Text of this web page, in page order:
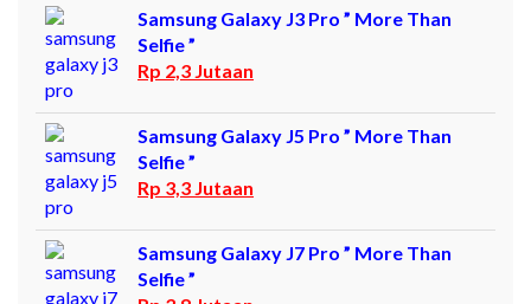
Samsung Galaxy J3 Pro ” More Than
Selfie ”
Rp 2,3 Jutaan
Samsung Galaxy J5 Pro ” More Than
Selfie ”
Rp 3,3 Jutaan
Samsung Galaxy J7 Pro ” More Than
Selfie ”